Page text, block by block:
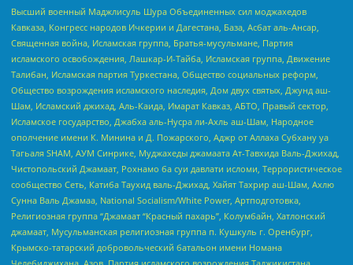
Высший военный Маджлисуль Шура Объединенных сил моджахедов
Кавказа, Конгресс народов Ичкерии и Дагестана, База, Асбат аль-Ансар,
Священная война, Исламская группа, Братья-мусульмане, Партия
исламского освобождения, Лашкар-И-Тайба, Исламская группа, Движение
Талибан, Исламская партия Туркестана, Общество социальных реформ,
Общество возрождения исламского наследия, Дом двух святых, Джунд аш-
Шам, Исламский джихад, Аль-Каида, Имарат Кавказ, АБТО, Правый сектор,
Исламское государство, Джабха аль-Нусра ли-Ахль аш-Шам, Народное
ополчение имени К. Минина и Д. Пожарского, Аджр от Аллаха Субхану уа
Тагьаля SHAM, АУМ Синрике, Муджахеды джамаата Ат-Тавхида Валь-Джихад,
Чистопольский Джамаат, Рохнамо ба суи давлати исломи, Террористическое
сообщество Сеть, Катиба Таухид валь-Джихад, Хайят Тахрир аш-Шам, Ахлю
Сунна Валь Джамаа, National Socialism/White Power, Артподготовка,
Религиозная группа “Джамаат “Красный пахарь”, Колумбайн, Хатлонский
джамаат, Мусульманская религиозная группа п. Кушкуль г. Оренбург,
Крымско-татарский добровольческий батальон имени Номана